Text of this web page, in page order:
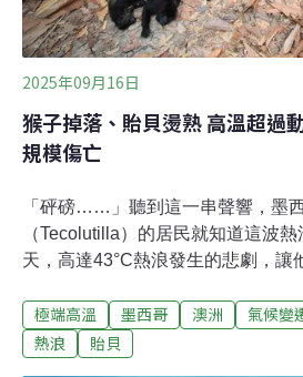
弱，最終可能因一場
2025年09月16日
猴子掉落、貽貝燙熟 高溫超過
規模傷亡
「砰磅……」聽到這一串聲響，墨
（Tecolutilla）的居民就知道這波
天，高達43°C熱浪發生的悲劇，讓
亡。熱浪造成嚴重人命傷亡，野生
子、蝙蝠掉落，就連海邊的貽貝也
極端高溫 墨西哥 澳洲 氣候變
熱浪
貽貝